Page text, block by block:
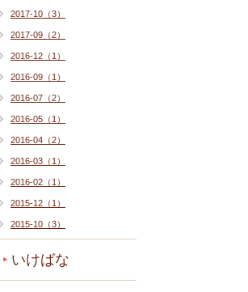
2017-10（3）
2017-09（2）
2016-12（1）
2016-09（1）
2016-07（2）
2016-05（1）
2016-04（2）
2016-03（1）
2016-02（1）
2015-12（1）
2015-10（3）
いけばな